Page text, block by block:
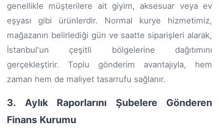
genellikle müşterilere ait giyim, aksesuar veya ev
eşyası gibi ürünlerdir. Normal kurye hizmetimiz,
mağazanın belirlediği gün ve saatte siparişleri alarak,
İstanbul'un çeşitli bölgelerine dağıtımını
gerçekleştirir. Toplu gönderim avantajıyla, hem
zaman hem de maliyet tasarrufu sağlanır.
3. Aylık Raporlarını Şubelere Gönderen
Finans Kurumu